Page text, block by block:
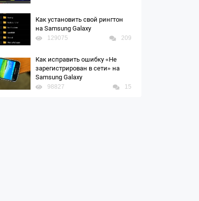
Как установить свой рингтон
на Samsung Galaxy
129075 209
Как исправить ошибку «Не
зарегистрирован в сети» на
Samsung Galaxy
98827 15